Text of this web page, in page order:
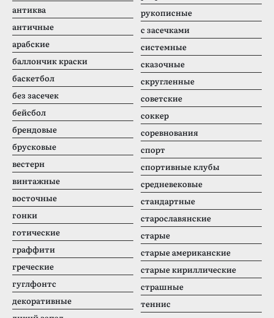
антиква
античные
арабские
баллончик краски
баскетбол
без засечек
бейсбол
брендовые
брусковые
вестерн
винтажные
восточные
гонки
готические
граффити
греческие
гуглфонтс
декоративные
рукописные
с засечками
системные
сказочные
скругленные
советские
соккер
соревнования
спорт
спортивные клубы
средневековые
стандартные
старославянские
старые
старые американские
старые кириллические
страшные
теннис